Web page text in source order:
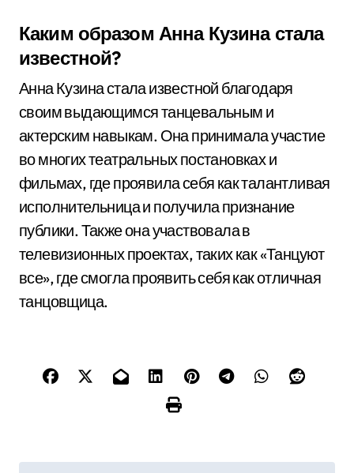
Каким образом Анна Кузина стала
известной?
Анна Кузина стала известной благодаря
своим выдающимся танцевальным и
актерским навыкам. Она принимала участие
во многих театральных постановках и
фильмах, где проявила себя как талантливая
исполнительница и получила признание
публики. Также она участвовала в
телевизионных проектах, таких как «Танцуют
все», где смогла проявить себя как отличная
танцовщица.